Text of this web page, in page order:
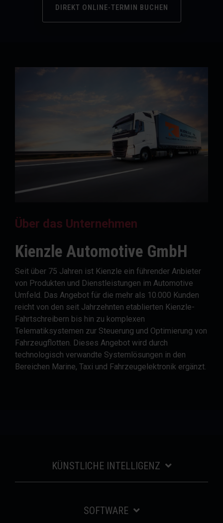
DIREKT ONLINE-TERMIN BUCHEN
Über das Unternehmen
Kienzle Automotive GmbH
Seit über 75 Jahren ist Kienzle ein führender Anbieter
von Produkten und Dienstleistungen im Automotive
Umfeld. Das Angebot für die mehr als 10.000 Kunden
reicht von den seit Jahrzehnten etablierten Kienzle-
Fahrtschreibern bis hin zu komplexen
Telematiksystemen zur Steuerung und Optimierung von
Fahrzeugflotten. Dieses Angebot wird durch
technologisch verwandte Systemlösungen in den
Bereichen Marine, Taxi und Fahrzeugelektronik ergänzt.
KÜNSTLICHE INTELLIGENZ
SOFTWARE